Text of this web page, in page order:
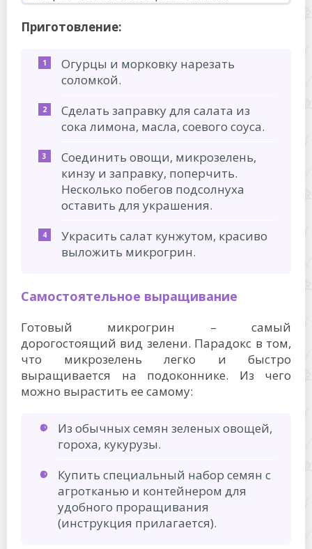
Приготовление:
Огурцы и морковку нарезать
соломкой.
Сделать заправку для салата из
сока лимона, масла, соевого соуса.
Соединить овощи, микрозелень,
кинзу и заправку, поперчить.
Несколько побегов подсолнуха
оставить для украшения.
Украсить салат кунжутом, красиво
выложить микрогрин.
Самостоятельное выращивание
Готовый микрогрин – самый
дорогостоящий вид зелени. Парадокс в том,
что микрозелень легко и быстро
выращивается на подоконнике. Из чего
можно вырастить ее самому:
Из обычных семян зеленых овощей,
гороха, кукурузы.
Купить специальный набор семян с
агротканью и контейнером для
удобного проращивания
(инструкция прилагается).